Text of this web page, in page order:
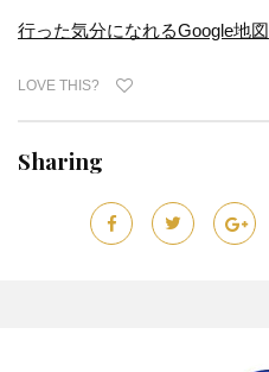
行った気分になれるGoogle地図
LOVE THIS?
Sharing